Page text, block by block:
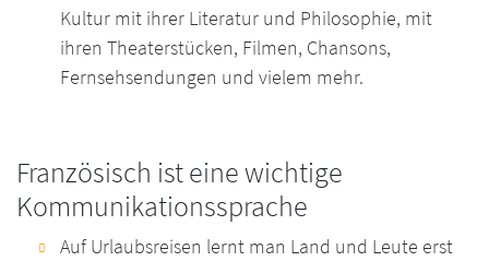
Kultur mit ihrer Literatur und Philosophie, mit
ihren Theaterstücken, Filmen, Chansons,
Fernsehsendungen und vielem mehr.
Französisch ist eine wichtige
Kommunikationssprache
Auf Urlaubsreisen lernt man Land und Leute erst